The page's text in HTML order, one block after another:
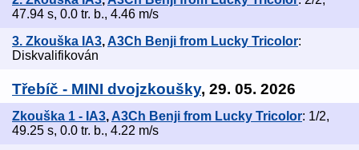
47.94 s, 0.0 tr. b., 4.46 m/s
3. Zkouška IA3,A3Ch Benji from Lucky Tricolor:
Diskvalifikován
Třebíč - MINI dvojzkoušky, 29. 05. 2026
Zkouška 1 - IA3, A3Ch Benji from Lucky Tricolor: 1/2,
49.25 s, 0.0 tr. b., 4.22 m/s